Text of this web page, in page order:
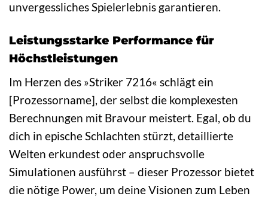
unvergessliches Spielerlebnis garantieren.
Leistungsstarke Performance für
Höchstleistungen
Im Herzen des »Striker 7216« schlägt ein
[Prozessorname], der selbst die komplexesten
Berechnungen mit Bravour meistert. Egal, ob du
dich in epische Schlachten stürzt, detaillierte
Welten erkundest oder anspruchsvolle
Simulationen ausführst – dieser Prozessor bietet
die nötige Power, um deine Visionen zum Leben